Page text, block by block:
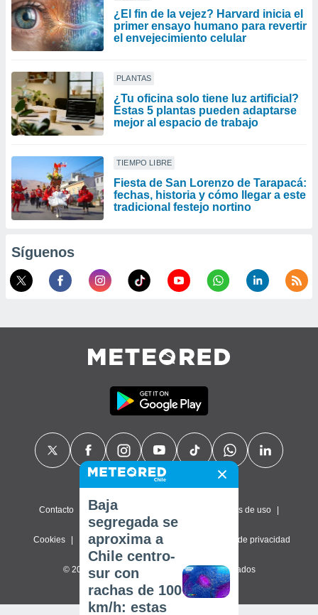
¿El fin de la vejez? Harvard inicia el
primer ensayo humano para revertir
el envejecimiento celular
PLANTAS
¿Tu oficina solo tiene luz artificial?
Estas 5 plantas pueden adaptarse
mejor al espacio de trabajo
TIEMPO LIBRE
Fiesta de San Lorenzo de Tarapacá:
fechas, historia y cómo llegar a este
tradicional festejo nortino
Síguenos
Contacto Sobre nosotros Términos de uso
Cookies Política de privacidad Configuración de privacidad
© 2026 Meteored. Todos los derechos reservados
Baja
segregada se
aproxima a
Chile centro-
sur con
rachas de 100
km/h: estas